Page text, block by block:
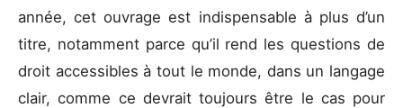
année, cet ouvrage est indispensable à plus d’un
titre, notamment parce qu’il rend les questions de
droit accessibles à tout le monde, dans un langage
clair, comme ce devrait toujours être le cas pour